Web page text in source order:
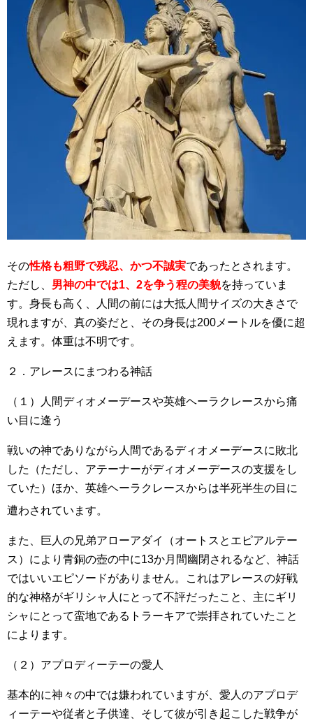
その性格も粗野で残忍、かつ不誠実であったとされます。
ただし、 男神の中では1、2を争う程の美貌を持っていま
す。身長も高く、人間の前には大抵人間サイズの大きさで
現れますが、真の姿だと、その身長は200メートルを優に超
えます。体重は不明です。
２．アレースにまつわる神話
（１）人間ディオメーデースや英雄ヘーラクレースから痛
い目に逢う
戦いの神でありながら人間であるディオメーデースに敗北
した（ただし、アテーナーがディオメーデースの支援をし
ていた）ほか、英雄ヘーラクレースからは半死半生の目に
遭わされています。
また、巨人の兄弟アローアダイ（オートスとエピアルテー
ス）により青銅の壺の中に13か月間幽閉されるなど、神話
ではいいエピソードがありません。これはアレースの好戦
的な神格がギリシャ人にとって不評だったこと、主にギリ
シャにとって蛮地であるトラーキアで崇拝されていたこと
によります。
（２）アプロディーテーの愛人
基本的に神々の中では嫌われていますが、愛人のアプロデ
ィーテーや従者と子供達、そして彼が引き起こした戦争が